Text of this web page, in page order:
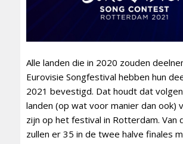
Alle landen die in 2020 zouden
Eurovisie Songfestival hebben hun
2021 bevestigd. Dat houdt dat
landen (op wat voor manier dan ook)
zijn op het festival in Rotterdam. Van
zullen er 35 in de twee halve finales